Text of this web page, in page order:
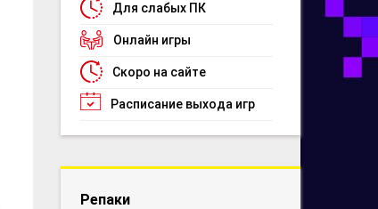
Для слабых ПК
Онлайн игры
Скоро на сайте
Расписание выхода игр
Репаки